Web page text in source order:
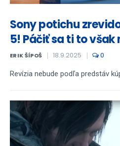
Sony potichu
5! Páčiť sa ti to však
ERIK ŠÍPOŠ 18.9.2025 0
Revízia nebude podľa predstáv